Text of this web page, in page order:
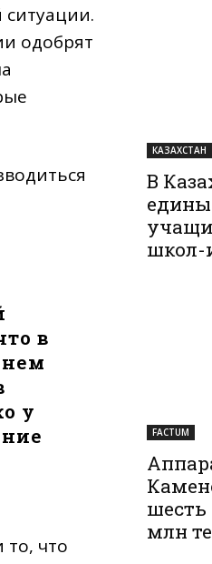
ситуации.
одобрят
в
у
что
КАЗАХСТАН
В
школ-
FACTUM
шесть
млн